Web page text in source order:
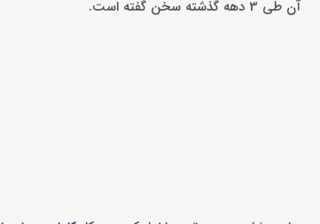
آن طی 3 دهه گذشته سخن گفته است.